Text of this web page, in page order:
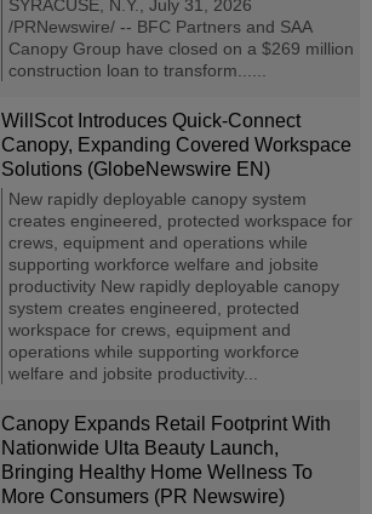
SYRACUSE, N.Y., July 31, 2026
/PRNewswire/ -- BFC Partners and SAA
Canopy Group have closed on a $269 million
construction loan to transform......
WillScot Introduces Quick-Connect
Canopy, Expanding Covered Workspace
Solutions (GlobeNewswire EN)
New rapidly deployable canopy system
creates engineered, protected workspace for
crews, equipment and operations while
supporting workforce welfare and jobsite
productivity New rapidly deployable canopy
system creates engineered, protected
workspace for crews, equipment and
operations while supporting workforce
welfare and jobsite productivity...
Canopy Expands Retail Footprint With
Nationwide Ulta Beauty Launch,
Bringing Healthy Home Wellness To
More Consumers (PR Newswire)